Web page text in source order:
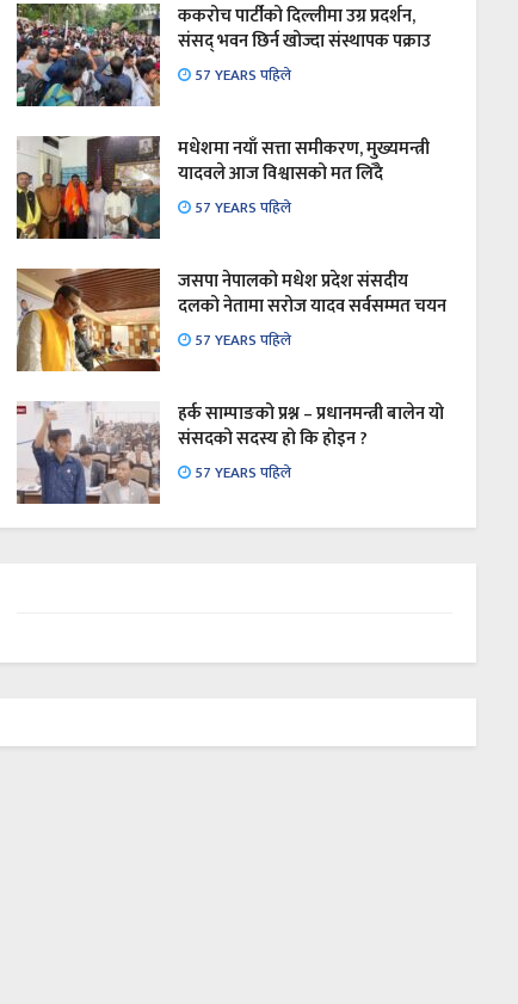
ककरोच पार्टीको दिल्लीमा उग्र प्रदर्शन,
संसद् भवन छिर्न खोज्दा संस्थापक पक्राउ
57 YEARS पहिले
मधेशमा नयाँ सत्ता समीकरण, मुख्यमन्त्री
यादवले आज विश्वासको मत लिँदै
57 YEARS पहिले
जसपा नेपालको मधेश प्रदेश संसदीय
दलको नेतामा सरोज यादव सर्वसम्मत चयन
57 YEARS पहिले
हर्क साम्पाङको प्रश्न – प्रधानमन्त्री बालेन यो
संसदको सदस्य हो कि होइन ?
57 YEARS पहिले